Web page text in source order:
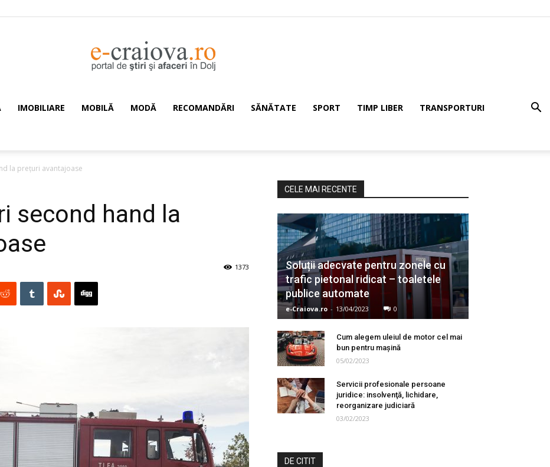
e-
IMOBILIARE MOBILĂ MODĂ RECOMANDĂRI SĂNĂTATE SPORT TIMP LIBER TRANSPORTURI
la preţuri avantajoase
second hand la
1373
CELE MAI RECENTE
Soluții adecvate pentru zonele cu
trafic pietonal ridicat – toaletele
publice automate
e-Craiova.ro - 13/04/2023 0
Cum alegem uleiul de motor cel mai
bun pentru maşină
05/02/2023
Servicii profesionale persoane
juridice: insolvenţă, lichidare,
reorganizare judiciară
03/02/2023
DE CITIT